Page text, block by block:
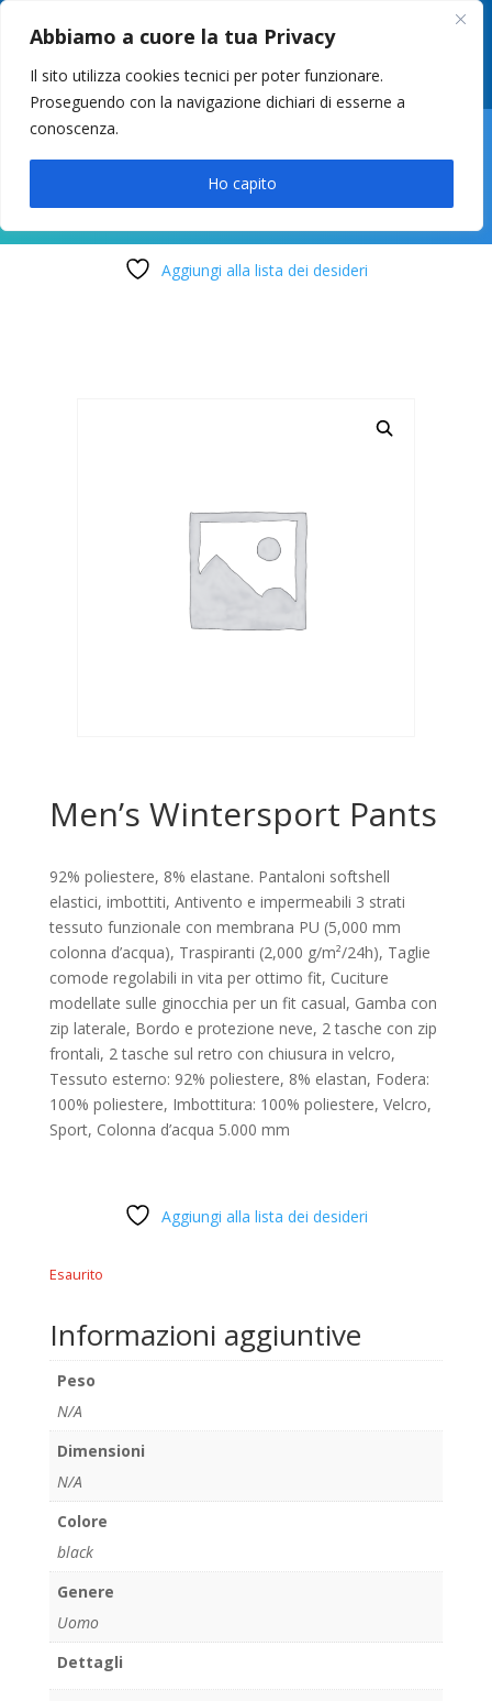
Abbiamo a cuore la tua Privacy
Il sito utilizza cookies tecnici per poter funzionare.
Proseguendo con la navigazione dichiari di esserne a
conoscenza.
Ho capito
049 8627946 –info@cstosetto.it
LUN-VEN 9-12 / 14:30-17
Aggiungi alla lista dei desideri
Men’s Wintersport Pants
92% poliestere, 8% elastane. Pantaloni softshell
elastici, imbottiti, Antivento e impermeabili 3 strati
tessuto funzionale con membrana PU (5,000 mm
colonna d’acqua), Traspiranti (2,000 g/m²/24h), Taglie
comode regolabili in vita per ottimo fit, Cuciture
modellate sulle ginocchia per un fit casual, Gamba con
zip laterale, Bordo e protezione neve, 2 tasche con zip
frontali, 2 tasche sul retro con chiusura in velcro,
Tessuto esterno: 92% poliestere, 8% elastan, Fodera:
100% poliestere, Imbottitura: 100% poliestere, Velcro,
Sport, Colonna d’acqua 5.000 mm
Aggiungi alla lista dei desideri
Esaurito
Informazioni aggiuntive
Peso
N/A
Dimensioni
N/A
Colore
black
Genere
Uomo
Dettagli